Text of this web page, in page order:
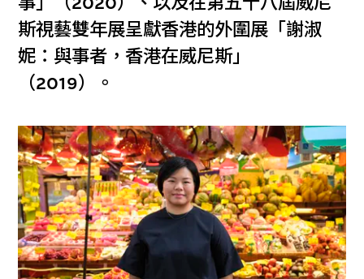
斯視藝雙年展呈獻香港的外圍展「謝淑
妮：與事者，香港在威尼斯」
（2019）。